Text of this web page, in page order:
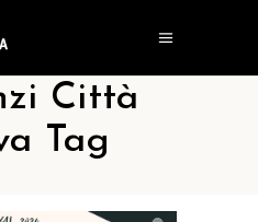
Città
Tag